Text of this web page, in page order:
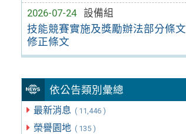
2026-07-24
設備組
技能競賽實施及獎勵辦法部分條文
修正條文
依公告類別彙總
最新消息 ( 11,446 )
榮譽園地 ( 135 )